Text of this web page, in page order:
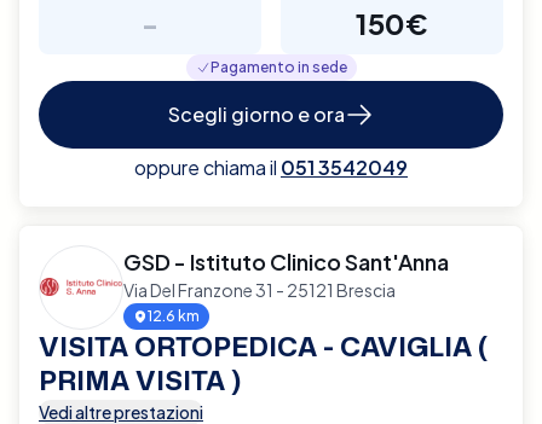
- 150€
Pagamento in sede
Scegli giorno e ora
oppure chiama il 051 3542049
GSD - Istituto Clinico Sant'Anna
Via Del Franzone 31 - 25121 Brescia
12.6 km
VISITA ORTOPEDICA - CAVIGLIA (
PRIMA VISITA )
Vedi altre prestazioni